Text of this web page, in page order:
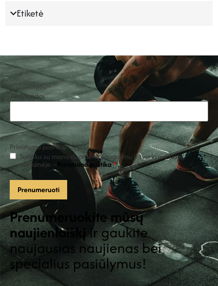
Etiketė
Jūsų vardas
Privatumo politika*
Sutinku su mano duomenų saugojimu ir tvarkymu šioje
svetainėje. - Privatumo politika*
Prenumeruokite mūsų
naujienlaiškįir gaukite
naujausias naujienas bei
specialius pasiūlymus!